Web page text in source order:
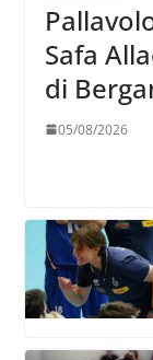
Safa
di
05/08/2026